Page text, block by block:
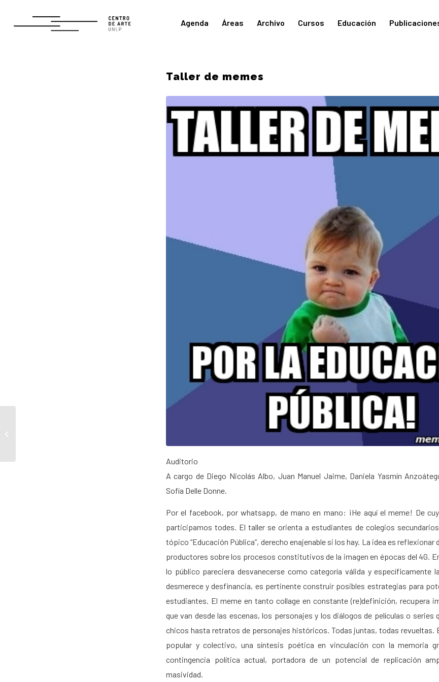
Agenda Áreas Archivo Cursos Educación
Taller de memes
Auditorio
A cargo de Diego Nicolás Albo, Juan Manuel Jaime, Daniela Yasmín
Sofía Delle Donne.
Por el facebook, por whatsapp, de mano en mano: ¡He aquí el meme! De
participamos todes. El taller se orienta a estudiantes de colegios
tópico “Educación Pública”, derecho enajenable si los hay. La idea es
productores sobre los procesos constitutivos de la imagen en épocas del 4G.
lo público pareciera desvanecerse como categoría válida y específicamente
desmerece y desfinancia, es pertinente construir posibles estrategias para
estudiantes. El meme en tanto collage en constante (re)definición, recupera
que van desde las escenas, los personajes y los diálogos de películas o series
chicos hasta retratos de personajes históricos. Todas juntas, todas revueltas.
popular y colectivo, una síntesis poética en vinculación con la memoria
contingencia política actual, portadora de un potencial de replicación
masividad.